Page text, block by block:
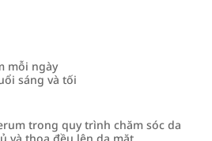
mỗi ngày
sáng và tối
trong quy trình chăm sóc da